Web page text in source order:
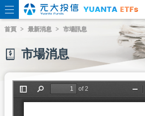
首頁 最新消息 市場訊息
市場消息